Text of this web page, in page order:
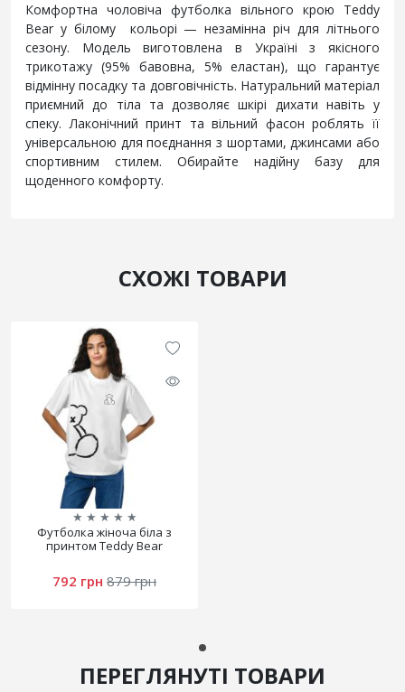
Комфортна чоловіча футболка вільного крою Teddy
Bear у білому кольорі — незамінна річ для літнього
сезону. Модель виготовлена в Україні з якісного
трикотажу (95% бавовна, 5% еластан), що гарантує
відмінну посадку та довговічність. Натуральний матеріал
приємний до тіла та дозволяє шкірі дихати навіть у
спеку. Лаконічний принт та вільний фасон роблять її
універсальною для поєднання з шортами, джинсами або
спортивним стилем. Обирайте надійну базу для
щоденного комфорту.
СХОЖІ ТОВАРИ
★ ★ ★ ★ ★
Футболка жіноча біла з
принтом Teddy Bear
792 грн 879 грн
ПЕРЕГЛЯНУТІ ТОВАРИ